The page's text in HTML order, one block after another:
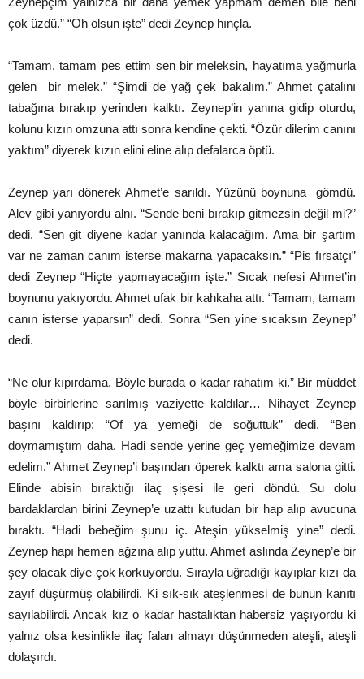
çok üzdü.” “Oh olsun işte” dedi Zeynep hınçla.
“Tamam, tamam pes ettim sen bir meleksin, hayatıma yağmurla
gelen bir melek.” “Şimdi de yağ çek bakalım.” Ahmet çatalını
tabağına bırakıp yerinden kalktı. Zeynep’in yanına gidip oturdu,
kolunu kızın omzuna attı sonra kendine çekti. “Özür dilerim canını
yaktım” diyerek kızın elini eline alıp defalarca öptü.
Zeynep yarı dönerek Ahmet’e sarıldı. Yüzünü boynuna gömdü.
Alev gibi yanıyordu alnı. “Sende beni bırakıp gitmezsin değil mi?”
dedi. “Sen git diyene kadar yanında kalacağım. Ama bir şartım
var ne zaman canım isterse makarna yapacaksın.” “Pis fırsatçı”
dedi Zeynep “Hiçte yapmayacağım işte.” Sıcak nefesi Ahmet’in
boynunu yakıyordu. Ahmet ufak bir kahkaha attı. “Tamam, tamam
canın isterse yaparsın” dedi. Sonra “Sen yine sıcaksın Zeynep”
dedi.
“Ne olur kıpırdama. Böyle burada o kadar rahatım ki.” Bir müddet
böyle birbirlerine sarılmış vaziyette kaldılar… Nihayet Zeynep
başını kaldırıp; “Of ya yemeği de soğuttuk” dedi. “Ben
doymamıştım daha. Hadi sende yerine geç yemeğimize devam
edelim.” Ahmet Zeynep’i başından öperek kalktı ama salona gitti.
Elinde abisin bıraktığı ilaç şişesi ile geri döndü. Su dolu
bardaklardan birini Zeynep’e uzattı kutudan bir hap alıp avucuna
bıraktı. “Hadi bebeğim şunu iç. Ateşin yükselmiş yine” dedi.
Zeynep hapı hemen ağzına alıp yuttu. Ahmet aslında Zeynep’e bir
şey olacak diye çok korkuyordu. Sırayla uğradığı kayıplar kızı da
zayıf düşürmüş olabilirdi. Ki sık-sık ateşlenmesi de bunun kanıtı
sayılabilirdi. Ancak kız o kadar hastalıktan habersiz yaşıyordu ki
yalnız olsa kesinlikle ilaç falan almayı düşünmeden ateşli, ateşli
dolaşırdı.